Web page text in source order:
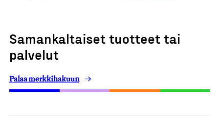
Samankaltaiset tuotteet tai
palvelut
Palaa merkkihakuun